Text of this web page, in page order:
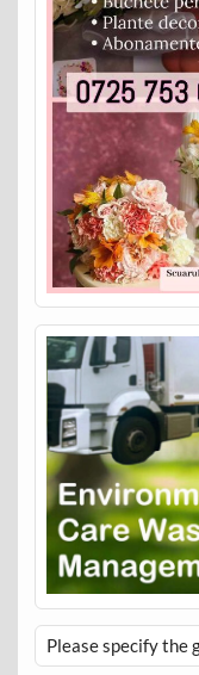
Please specify the